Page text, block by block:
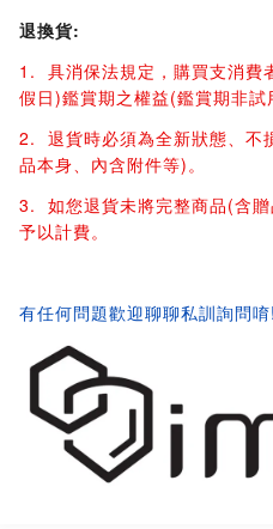
退換貨:
1. 具消保法規定，購買支消費
假日)鑑賞期之權益(鑑賞期非試
2. 退貨時必須為全新狀態、不
品本身、內含附件等)。
3. 如您退貨未將完整商品(含
予以計費。
有任何問題歡迎聊聊私訓詢問唷!